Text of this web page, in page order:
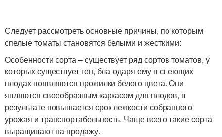
Следует рассмотреть основные причины, по которым
спелые томаты становятся белыми и жесткими:
Особенности сорта – существует ряд сортов томатов, у
которых существует ген, благодаря ему в спеющих
плодах появляются прожилки белого цвета. Они
являются своеобразным каркасом для плодов, в
результате повышается срок лежкости собранного
урожая и транспортабельность. Чаще всего такие сорта
выращивают на продажу.